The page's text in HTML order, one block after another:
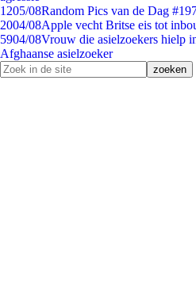
1205/08Random Pics van de Dag
2004/08Apple vecht Britse eis tot
5904/08Vrouw die asielzoekers hielp
Afghaanse asielzoeker